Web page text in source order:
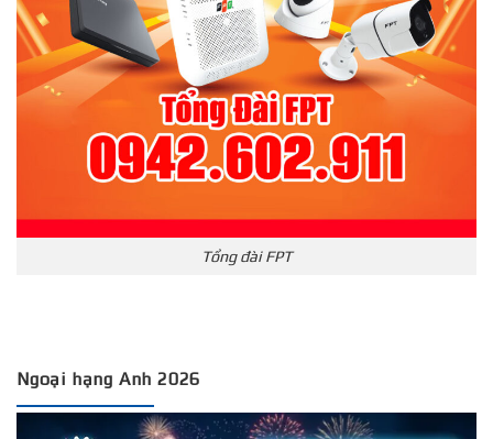
Tổng đài FPT
Ngoại hạng Anh 2026